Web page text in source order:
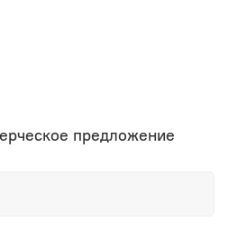
предложение